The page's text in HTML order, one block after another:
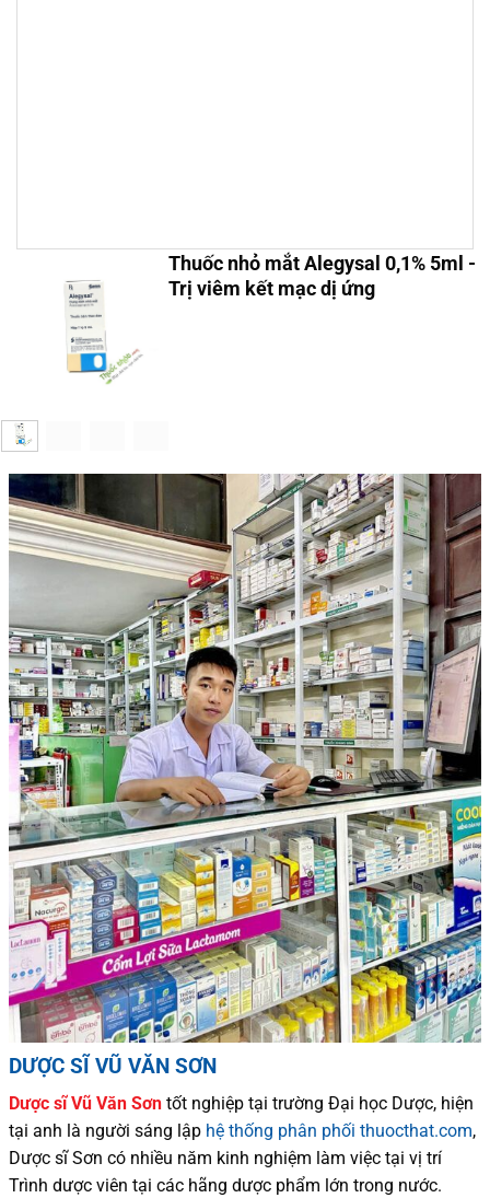
Thuốc nhỏ mắt Alegysal 0,1% 5ml -
Trị viêm kết mạc dị ứng
DƯỢC SĨ VŨ VĂN SƠN
Dược sĩVũ Văn Sơn tốt nghiệp tại trường Đại học Dược, hiện
tại anh là người sáng lập hệ thống phân phối thuocthat.com,
Dược sĩSơn có nhiều năm kinh nghiệm làm việc tại vị trí
Trình dược viên tại các hãng dược phẩm lớn trong nước.